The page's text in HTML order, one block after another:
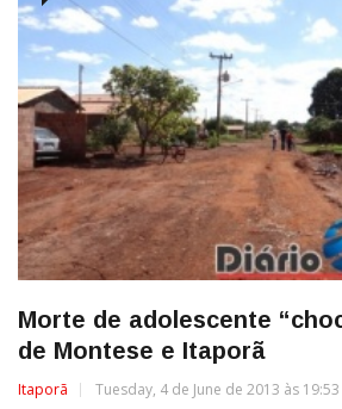
Morte de adolescente
de Montese e Itaporã
Itaporã Tuesday, 4 de June de 2013 às 19:53